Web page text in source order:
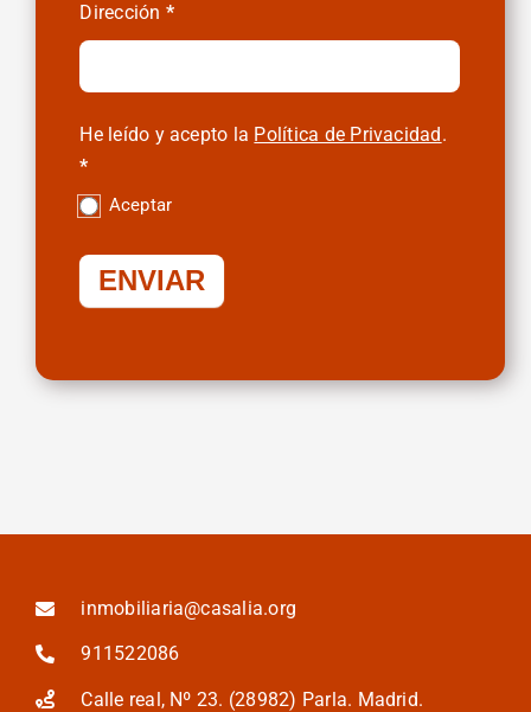
Dirección *
He leído y acepto la Política de Privacidad.
*
Aceptar
ENVIAR
inmobiliaria@casalia.org
911522086
Calle real, Nº 23. (28982) Parla. Madrid.